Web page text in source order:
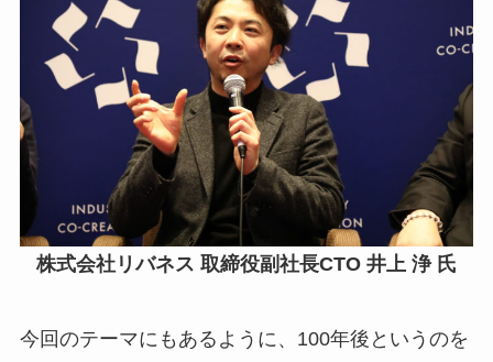
株式会社リバネス 取締役副社長CTO 井上 浄 氏
今回のテーマにもあるように、100年後というのを